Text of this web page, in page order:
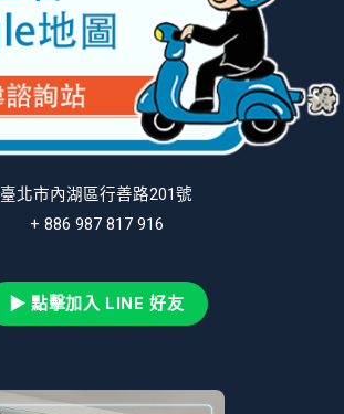
臺北市內湖區行善路201號
+ 886 987 817 916
▶ 點擊加入 LINE 好友